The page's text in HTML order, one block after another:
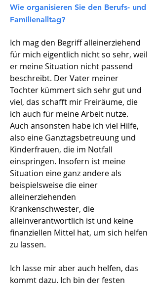
Wie organisieren Sie den Berufs- und
Familienalltag?
Ich mag den Begriff alleinerziehend
für mich eigentlich nicht so sehr, weil
er meine Situation nicht passend
beschreibt. Der Vater meiner
Tochter kümmert sich sehr gut und
viel, das schafft mir Freiräume, die
ich auch für meine Arbeit nutze.
Auch ansonsten habe ich viel Hilfe,
also eine Ganztagsbetreuung und
Kinderfrauen, die im Notfall
einspringen. Insofern ist meine
Situation eine ganz andere als
beispielsweise die einer
alleinerziehenden
Krankenschwester, die
alleinverantwortlich ist und keine
finanziellen Mittel hat, um sich helfen
zu lassen.
Ich lasse mir aber auch helfen, das
kommt dazu. Ich bin der festen